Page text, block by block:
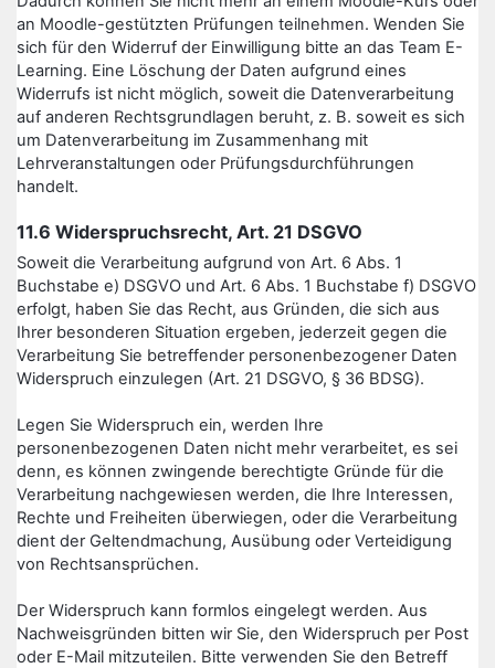
an Moodle-gestützten Prüfungen teilnehmen. Wenden Sie
sich für den Widerruf der Einwilligung bitte an das Team E-
Learning. Eine Löschung der Daten aufgrund eines
Widerrufs ist nicht möglich, soweit die Datenverarbeitung
auf anderen Rechtsgrundlagen beruht, z. B. soweit es sich
um Datenverarbeitung im Zusammenhang mit
Lehrveranstaltungen oder Prüfungsdurchführungen
handelt.
11.6 Widerspruchsrecht, Art. 21 DSGVO
Soweit die Verarbeitung aufgrund von Art. 6 Abs. 1
Buchstabe e) DSGVO und Art. 6 Abs. 1 Buchstabe f) DSGVO
erfolgt, haben Sie das Recht, aus Gründen, die sich aus
Ihrer besonderen Situation ergeben, jederzeit gegen die
Verarbeitung Sie betreffender personenbezogener Daten
Widerspruch einzulegen (Art. 21 DSGVO, § 36 BDSG).
Legen Sie Widerspruch ein, werden Ihre
personenbezogenen Daten nicht mehr verarbeitet, es sei
denn, es können zwingende berechtigte Gründe für die
Verarbeitung nachgewiesen werden, die Ihre Interessen,
Rechte und Freiheiten überwiegen, oder die Verarbeitung
dient der Geltendmachung, Ausübung oder Verteidigung
von Rechtsansprüchen.
Der Widerspruch kann formlos eingelegt werden. Aus
Nachweisgründen bitten wir Sie, den Widerspruch per Post
oder E-Mail mitzuteilen. Bitte verwenden Sie den Betreff